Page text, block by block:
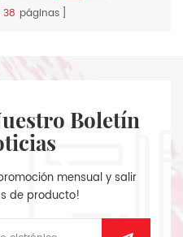
38 páginas
mensual y salir
de producto!